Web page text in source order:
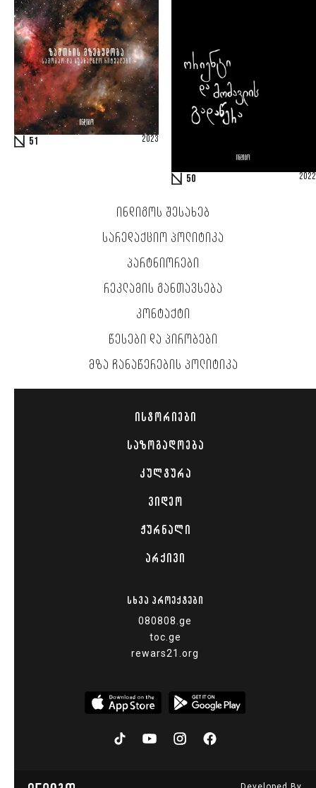
51 2023
50 2022
ᲘᲜᲓᲘᲒᲝᲡ ᲨᲔᲡᲐᲮᲔᲑ
ᲡᲐᲠᲔᲓᲐᲥᲪᲘᲝ ᲞᲝᲚᲘᲢᲘᲙᲐ
ᲞᲐᲠᲢᲜᲘᲝᲠᲔᲑᲘ
ᲠᲔᲙᲚᲐᲛᲘᲡ ᲒᲐᲜᲗᲐᲕᲡᲔᲑᲐ
ᲙᲝᲜᲢᲐᲥᲢᲘ
ᲬᲔᲡᲔᲑᲘ ᲓᲐ ᲞᲘᲠᲝᲑᲔᲑᲘ
ᲛᲖᲐ ᲩᲐᲜᲐᲬᲔᲠᲔᲑᲘᲡ ᲞᲝᲚᲘᲢᲘᲙᲐ
ᲘᲡᲢᲝᲠᲘᲔᲑᲘ
ᲡᲐᲖᲝᲒᲐᲓᲝᲔᲑᲐ
ᲙᲣᲚᲢᲣᲠᲐ
ᲕᲘᲓᲔᲝ
ᲟᲣᲠᲜᲐᲚᲘ
ᲐᲠᲥᲘᲕᲘ
ᲡᲮᲕᲐ ᲞᲠᲝᲔᲥᲢᲔᲑᲘ
080808.ge
toc.ge
rewars21.org